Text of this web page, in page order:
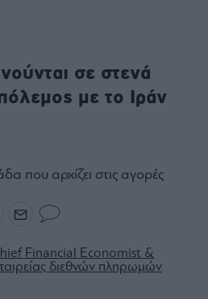
σε στενά
με το Ιράν
που αρχίζει στις αγορές
Financial Economist &
διεθνών πληρωμών